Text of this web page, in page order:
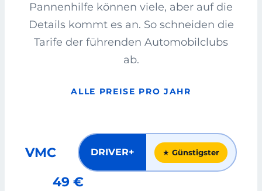
Pannenhilfe können viele, aber auf die
Details kommt es an. So schneiden die
Tarife der führenden Automobilclubs
ab.
ALLE PREISE PRO JAHR
VMC DRIVER+ ★ Günstigster
49 €